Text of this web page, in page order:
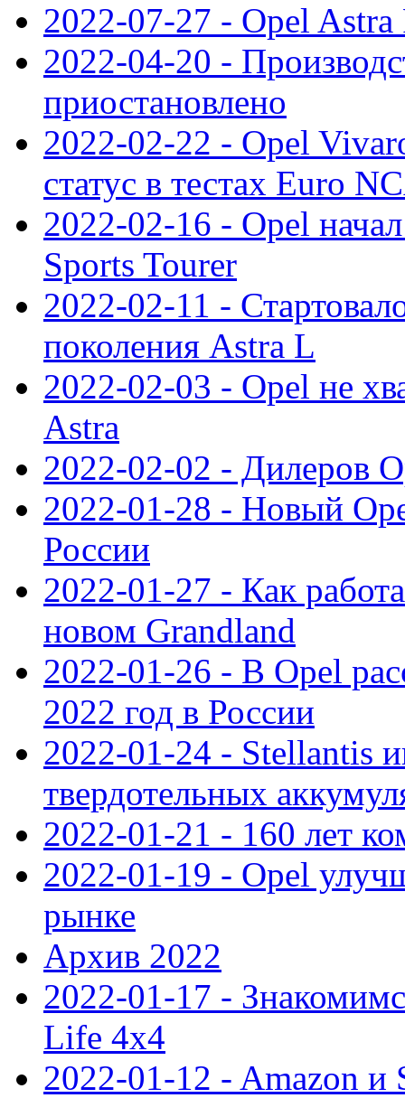
2022-07-27 - Opel
2022-04-20 -
приостановлено
2022-02-22 - Opel
статус в тестах Euro
2022-02-16 - Opel
Sports Tourer
2022-02-11 -
поколения Astra L
2022-02-03 - Opel не
Astra
2022-02-02 - Дилеров
2022-01-28 - Новый
России
2022-01-27 - Как
новом Grandland
2022-01-26 - В Opel
2022 год в России
2022-01-24 - Stellantis
твердотельных
2022-01-21 - 160 лет
2022-01-19 - Opel
рынке
Архив 2022
2022-01-17 -
Life 4x4
2022-01-12 - Amazon и